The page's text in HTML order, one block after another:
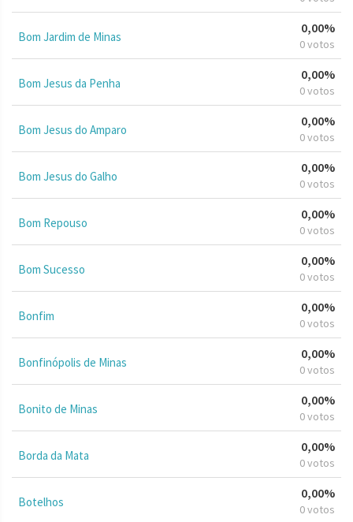
Bom Jardim de Minas
0,00%
0 votos
Bom Jesus da Penha
0,00%
0 votos
Bom Jesus do Amparo
0,00%
0 votos
Bom Jesus do Galho
0,00%
0 votos
Bom Repouso
0,00%
0 votos
Bom Sucesso
0,00%
0 votos
Bonfim
0,00%
0 votos
Bonfinópolis de Minas
0,00%
0 votos
Bonito de Minas
0,00%
0 votos
Borda da Mata
0,00%
0 votos
Botelhos
0,00%
0 votos